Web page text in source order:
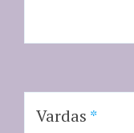
Vardas *